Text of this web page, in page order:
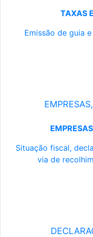
TAXAS
Emissão de guia
Situação fiscal,
via de